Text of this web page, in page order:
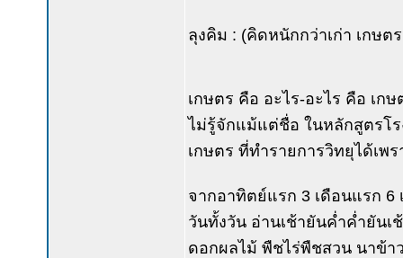
ลุงคิม : (คิดหนักกว่าเก่า เกษต
เกษตร คือ อะไร-อะไร คือ เก
ไม่รู้จักแม้แต่ชื่อ ในหลักสูตรโ
เกษตร ที่ทำรายการวิทยุได้เพ
จากอาทิตย์แรก 3 เดือนแรก
วันทั้งวัน อ่านเช้ายันค่ำค่ำยันเ
ดอกผลไม้ พืชไร่พืชสวน นาข้า